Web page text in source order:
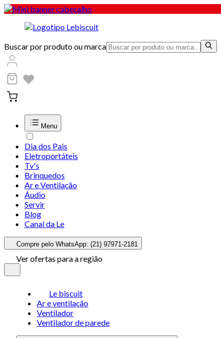
Buscar por produto ou marca
Menu
Dia dos Pais
Eletroportáteis
Tv's
Brinquedos
Ar e Ventilação
Áudio
Servir
Blog
Canal da Le
Compre pelo WhatsApp: (21) 97971-2181
Ver ofertas para a região
Le biscuit
Ar e ventilação
Ventilador
Ventilador de parede